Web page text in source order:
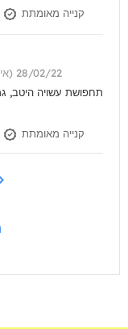
קנייה מאומתת
San Vittore del Lazio (איטליה) 28/02/22
תחפושת עשויה היטב,
קנייה מאומתת